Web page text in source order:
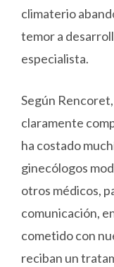
climaterio
temor a
especialista.
Según
claramente
ha costado
ginecólogos
otros médicos,
comunicación,
cometido con
reciban un